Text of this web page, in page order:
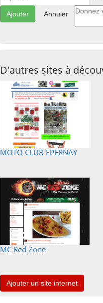
Annuler
D'autres sites à
MOTO CLUB EPERNAY
MC Red Zone
Ajouter un site internet